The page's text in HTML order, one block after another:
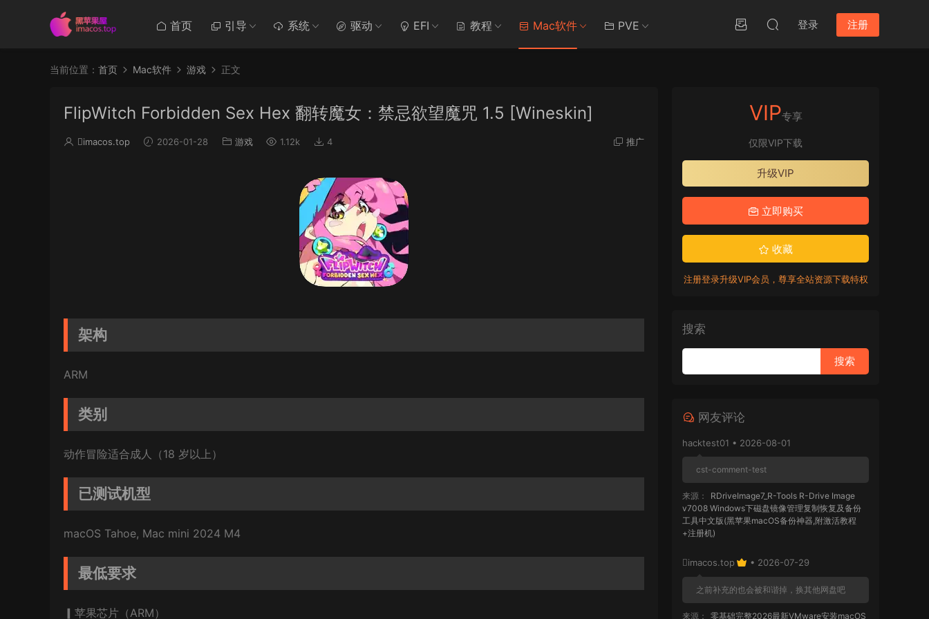
首页 引导 系统 驱动 EFI 教程 Mac软件 PVE 登录 注册
当前位置： 首页 Mac软件 游戏 正文
FlipWitch Forbidden Sex Hex 翻转魔女：禁忌欲望魔咒 1.5 [Wineskin]
imacos.top 2026-01-28 游戏 1.12k 4 推广
架构
ARM
类别
动作冒险适合成人（18 岁以上）
已测试机型
macOS Tahoe, Mac mini 2024 M4
最低要求
▎苹果芯片（ARM）
VIP专享
仅限VIP下载
升级VIP
立即购买
收藏
注册登录升级VIP会员，尊享全站资源下载特权
搜索
网友评论
hacktest01 • 2026-08-01
cst-comment-test
来源：
RDriveImage7_R-Tools R-Drive Image
v7008 Windows下磁盘镜像管理复制恢复及备份
工具中文版(黑苹果macOS备份神器,附激活教程
+注册机)
imacos.top • 2026-07-29
之前补充的也会被和谐掉，换其他网盘吧
来源：
零基础完整2026最新VMware安装macOS